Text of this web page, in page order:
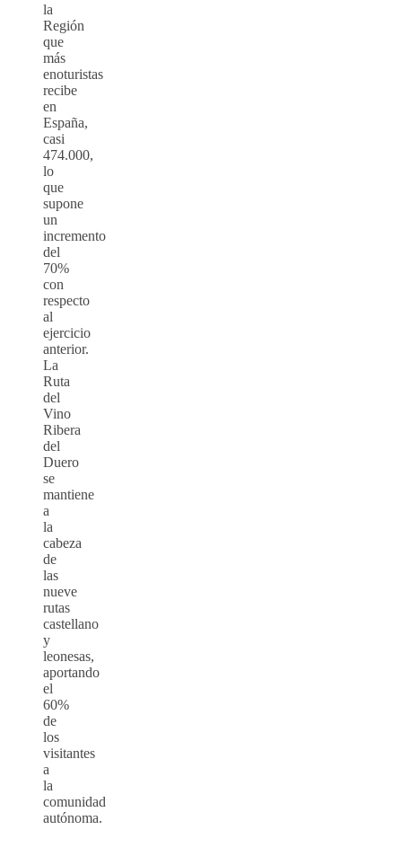
la
Región
que
más
enoturistas
recibe
en
España,
casi
474.000,
lo
que
supone
un
incremento
del
70%
con
respecto
al
ejercicio
anterior.
La
Ruta
del
Vino
Ribera
del
Duero
se
mantiene
a
la
cabeza
de
las
nueve
rutas
castellano
y
leonesas,
aportando
el
60%
de
los
visitantes
a
la
comunidad
autónoma.